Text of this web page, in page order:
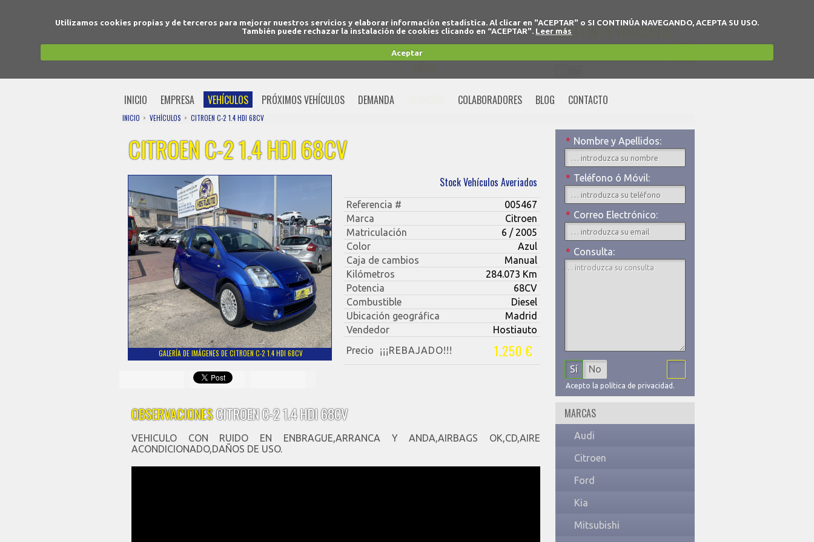
Utilizamos cookies propias y de terceros para mejorar nuestros servicios y elaborar información estadística. Al clicar en "ACEPTAR" o SI CONTINÚA NAVEGANDO, ACEPTA SU USO.
También puede rechazar la instalación de cookies clicando en “ACEPTAR". Leer más
Aceptar+34 91 691 77 32 BOLETÍN DE VEHÍCULOS
INICIO EMPRESA VEHÍCULOS PRÓXIMOS VEHÍCULOS DEMANDA COLABORADORES BLOG CONTACTO
INICIO VEHÍCULOS CITROEN C-2 1.4 HDI 68CV
Nombre y Apellidos:
*
Teléfono ó Móvil:
*
Correo Electrónico:
*
Consulta:
*
Sí No
Acepto la política de privacidad.
MARCAS
Audi
Citroen
Ford
Kia
Mitsubishi
CITROEN C-2 1.4 HDI 68CV
GALERÍA DE IMÁGENES DE CITROEN C-2 1.4 HDI 68CV
Stock Vehículos Averiados
Referencia #
005467
Marca
Citroen
Matriculación
6 / 2005
Color
Azul
Caja de cambios
Manual
Kilómetros
284.073 Km
Potencia
68CV
Combustible
Diesel
Ubicación geográfica
Madrid
Vendedor
Hostiauto
Precio
¡¡¡REBAJADO!!! 1.250 €
OBSERVACIONESCITROEN C-2 1.4 HDI 68CV
VEHICULO CON RUIDO EN ENBRAGUE,ARRANCA Y ANDA,AIRBAGS OK,CD,AIRE
ACONDICIONADO,DAÑOS DE USO.